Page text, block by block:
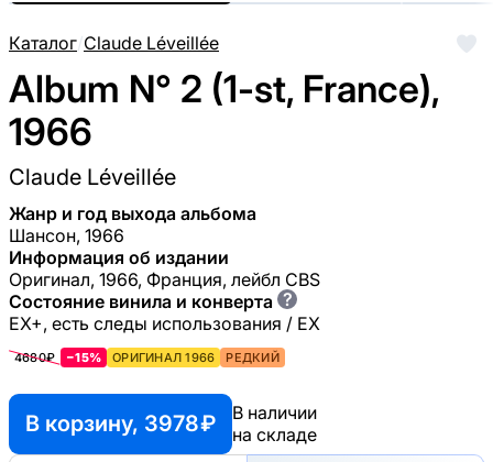
Каталог/Claude Léveillée
Album N° 2 (1-st, France),
1966
Claude Léveillée
Жанр и год выхода альбома
Шансон, 1966
Информация об издании
Оригинал, 1966, Франция, лейбл CBS
Состояние винила и конверта ?
EX+, есть следы использования / EX
4680₽ −15% ОРИГИНАЛ 1966 РЕДКИЙ
В корзину, 3978 ₽
В наличии
на складе